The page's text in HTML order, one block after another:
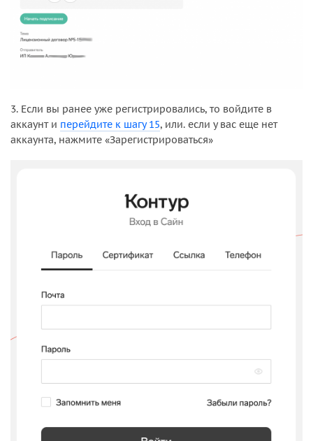
3. Если вы ранее уже регистрировались, то войдите в
аккаунт и перейдите к шагу 15, или. если у вас еще нет
аккаунта, нажмите «Зарегистрироваться»